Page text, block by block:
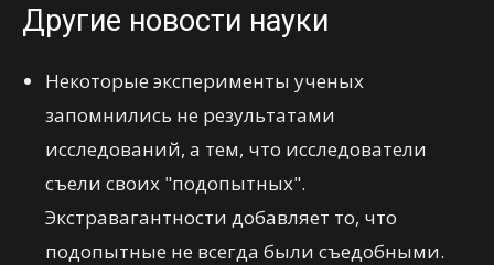
Другие новости науки
Некоторые эксперименты ученых
запомнились не результатами
исследований, а тем, что исследователи
съели своих "подопытных".
Экстравагантности добавляет то, что
подопытные не всегда были съедобными.